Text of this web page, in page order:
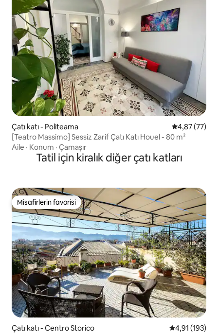
Çatı katı - Politeama 5 üzerinden
4,87 (77)
[Teatro Massimo] Sessiz Zarif Çatı Katı Houel - 80 m²
Aile · Konum · Çamaşır
Tatil için kiralık diğer çatı katları
Misafirlerin favorisi
Misafirlerin favorisi
Çatı katı - Centro Storico 5 üzerinden
4,91 (193)